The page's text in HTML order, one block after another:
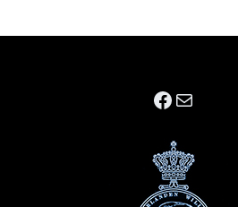
Facebook
E-mail